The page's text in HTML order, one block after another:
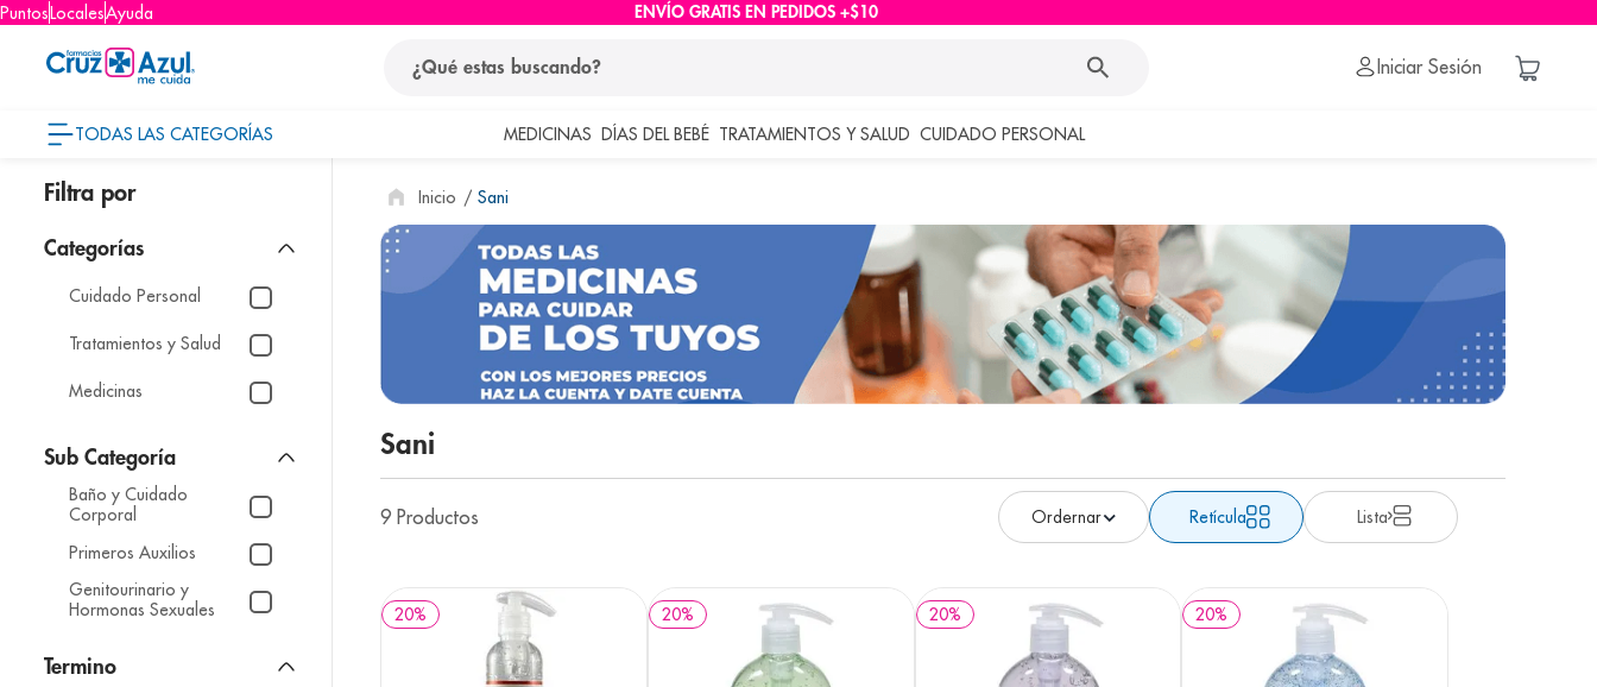
PuntosLocalesAyuda ENVÍO GRATIS EN PEDIDOS +$10
Iniciar Sesión
TODAS LAS CATEGORÍAS MEDICINAS DÍAS DEL BEBÉ TRATAMIENTOS Y SALUD CUIDADO PERSONAL
Cuidado Personal
Tratamientos y Salud
Medicinas
Baño y Cuidado
Corporal
Primeros Auxilios
Genitourinario y
Hormonas Sexuales
Sani
Sani
9 Productos Retícula Lista
20% 20% 20% 20%
términos más buscados
1. protector solar
pañales
3 eucerin
cerave
nivea
7